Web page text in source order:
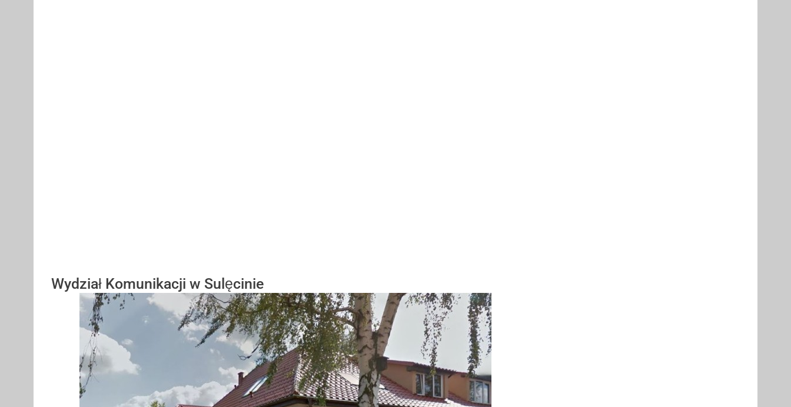
Wydział Komunikacji w Sulęcinie